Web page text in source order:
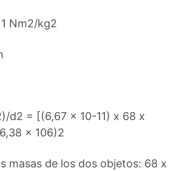
Nm2/kg2
d2 = [(6,67 x 10-11) x 68 x
x 106)2
masas de los dos objetos: 68 x